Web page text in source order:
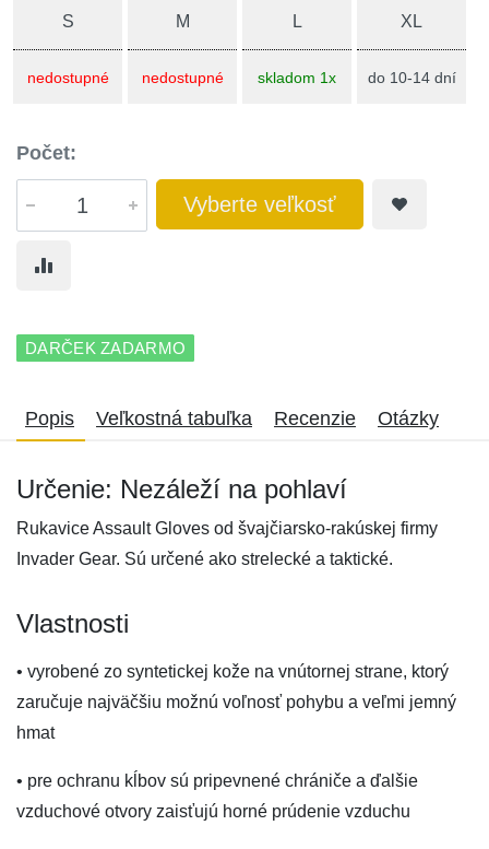
S
nedostupné
M
nedostupné
L
skladom 1x
XL
do 10-14 dní
Počet:
Vyberte veľkosť
DARČEK ZADARMO
Popis Veľkostná tabuľka Recenzie Otázky
Určenie: Nezáleží na pohlaví
Rukavice Assault Gloves od švajčiarsko-rakúskej firmy
Invader Gear. Sú určené ako strelecké a taktické.
Vlastnosti
• vyrobené zo syntetickej kože na vnútornej strane, ktorý
zaručuje najväčšiu možnú voľnosť pohybu a veľmi jemný
hmat
• pre ochranu kĺbov sú pripevnené chrániče a ďalšie
vzduchové otvory zaisťujú horné prúdenie vzduchu